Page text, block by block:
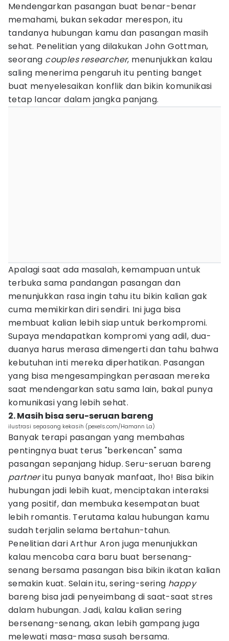
Mendengarkan pasangan buat benar-benar
memahami, bukan sekadar merespon, itu
tandanya hubungan kamu dan pasangan masih
sehat. Penelitian yang dilakukan John Gottman,
seorang couples researcher, menunjukkan kalau
saling menerima pengaruh itu penting banget
buat menyelesaikan konflik dan bikin komunikasi
tetap lancar dalam jangka panjang.
Apalagi saat ada masalah, kemampuan untuk
terbuka sama pandangan pasangan dan
menunjukkan rasa ingin tahu itu bikin kalian gak
cuma memikirkan diri sendiri. Ini juga bisa
membuat kalian lebih siap untuk berkompromi.
Supaya mendapatkan kompromi yang adil, dua-
duanya harus merasa dimengerti dan tahu bahwa
kebutuhan inti mereka diperhatikan. Pasangan
yang bisa mengesampingkan perasaan mereka
saat mendengarkan satu sama lain, bakal punya
komunikasi yang lebih sehat.
2. Masih bisa seru-seruan bareng
ilustrasi sepasang kekasih (pexels.com/Hamann La)
Banyak terapi pasangan yang membahas
pentingnya buat terus "berkencan" sama
pasangan sepanjang hidup. Seru-seruan bareng
partneritu punya banyak manfaat, lho! Bisa bikin
hubungan jadi lebih kuat, menciptakan interaksi
yang positif, dan membuka kesempatan buat
lebih romantis. Terutama kalau hubungan kamu
sudah terjalin selama bertahun-tahun.
Penelitian dari Arthur Aron juga menunjukkan
kalau mencoba cara baru buat bersenang-
senang bersama pasangan bisa bikin ikatan kalian
semakin kuat. Selain itu, sering-sering happy
bareng bisa jadi penyeimbang di saat-saat stres
dalam hubungan. Jadi, kalau kalian sering
bersenang-senang, akan lebih gampang juga
melewati masa-masa susah bersama.